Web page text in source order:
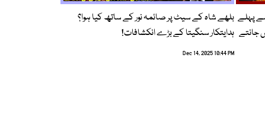
پہلے
جانتے
بلھے شاہ کے سیٹ پر صائمہ نور کے ساتھ کیا ہوا؟
ہدایتکار سنگیتا کے بڑے انکشافات!
Dec 14, 2025 10:44 PM